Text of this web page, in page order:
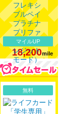
マイルUP
18,200mile
無料